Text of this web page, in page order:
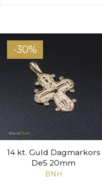
-30%
14 kt. Guld Dagmarkors
De5 20mm
BNH